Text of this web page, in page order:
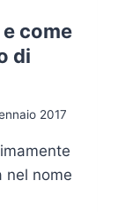
come
di
2017
nel nome